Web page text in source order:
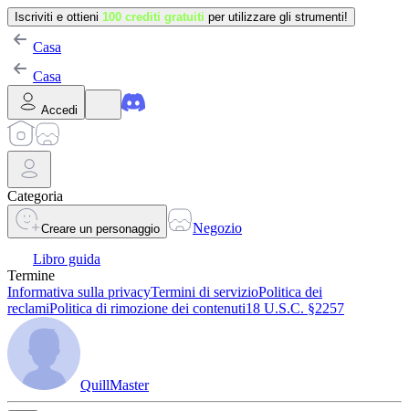
Iscriviti e ottieni 100 crediti gratuiti per utilizzare gli strumenti!
Casa
Casa
Accedi
Categoria
Creare un personaggio
Negozio
Libro guida
Termine
Informativa sulla privacyTermini di servizioPolitica dei
reclamiPolitica di rimozione dei contenuti18 U.S.C. §2257
QuillMaster